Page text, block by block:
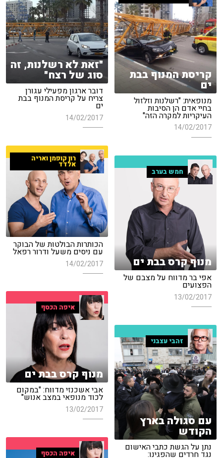
"זאת לא רשלנות, זה
סוג של רצח"
דובר ארגון מפעילי עגורן
צריח על קריסת המנוף בבת
ים
14/02/2017
קריסת המנוף בבת
ים
מנופאית: "רשלנות וזלזול
בחיי אדם הן הסיבות
העיקריות למקרה הזה"
14/02/2017
רון קופמן ואריה
אלדד
הכותרות הבולטות של הבוקר
עם ניסים משעל ודרור רפאל
14/02/2017
חמש בערב
מנוף קרס בבת ים
אפי בר מדווח על מצבם של
הפצועים
13/02/2017
איפה הכסף
מנוף קרס בבת ים
אבי אשכנזי מדווח: "במקום
לכוד מנופאי במצב אנוש"
13/02/2017
זהבי עצבני
עם סגולה בארץ
הקודש
נתן על הגשת כתבי האישום
נגד חרדים שהפגינו: איפה הכסף